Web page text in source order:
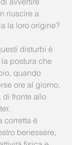
riuscire a
la loro origine?
disturbi è
postura che
quando
ore al giorno,
di fronte allo
corretta è
benessere,